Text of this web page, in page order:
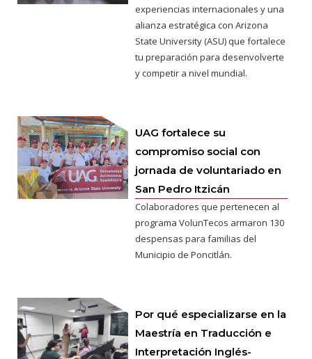
experiencias internacionales y una
alianza estratégica con Arizona
State University (ASU) que fortalece
tu preparación para desenvolverte
y competir a nivel mundial.
UAG fortalece su
compromiso social con
jornada de voluntariado en
San Pedro Itzicán
Colaboradores que pertenecen al
programa VolunTecos armaron 130
despensas para familias del
Municipio de Poncitlán.
Por qué especializarse en la
Maestría en Traducción e
Interpretación Inglés-